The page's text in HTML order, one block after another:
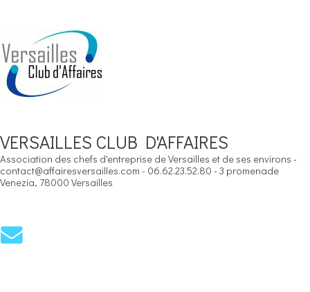
VERSAILLES CLUB D'AFFAIRES
Association des chefs d'entreprise de Versailles et de ses environs -
contact@affairesversailles.com - 06.62.23.52.80 - 3 promenade
Venezia, 78000 Versailles